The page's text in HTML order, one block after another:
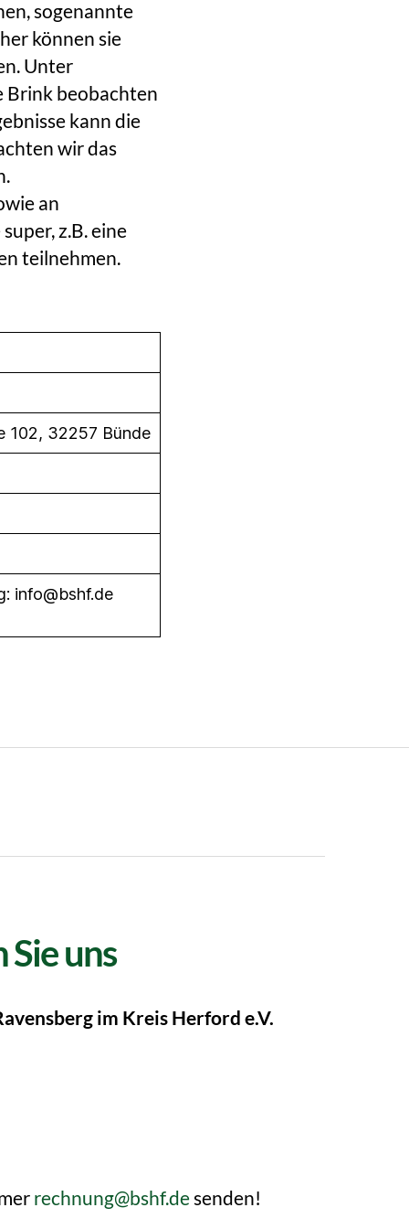
sogenannte
können sie
Unter
Brink beobachten
kann die
wir das
an
z.B. eine
teilnehmen.
102, 32257 Bünde
info@bshf.de
Sie uns
im Kreis Herford e.V.
rechnung@bshf.desenden!